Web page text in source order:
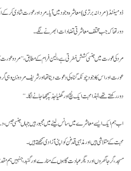
ڈومینٹڈ (مردانہ برتری) معاشرہ وجود میں آیا۔ مرد اور عورت شادی کرکے
دور تھا کہ جب مختلف معاشرتی تضادات ابھرنے لگے۔
مرد کی عورت میں جنسی کشش فطرتی ہے، الین فرام کے مطابق، ’’مرد وعورت کا
عورت اور اس کا وجود چونکہ گناہ کی دعوت دیتا تھا اور شریف مرد وزن
دور رکھتے تھے، لہٰذا محبت ایک نیچ اور گھٹیا جذبہ سمجھا جانے لگا۔‘‘
اب ہم ایک ایسے معاشرے میں سانس لینے میں مجبور ہیں جہاں جنسی
محبت کے متلاشی ہیں اور مذہبی قدغن کو اپنی آزادی سمجھتے ہیں۔
مسجد، گرجاگھروں اور دیگر عبادت گاہوں کے منارے اورگنبد، جنہیں ہم مقدس